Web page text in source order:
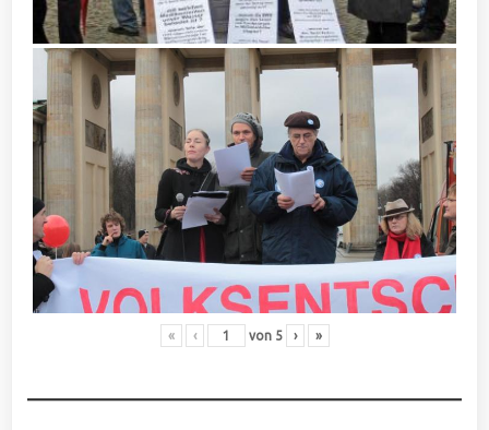
« ‹ von 5 › »